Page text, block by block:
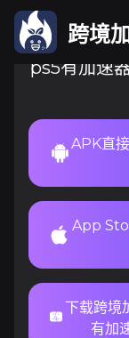
跨境
ps5有加速
APK直
App
下载跨境
有加